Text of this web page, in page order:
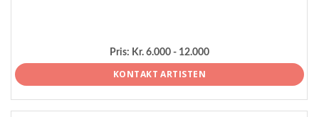
Pris: Kr. 6.000 - 12.000
KONTAKT ARTISTEN